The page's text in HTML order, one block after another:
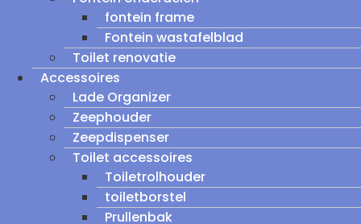
fontein frame
Fontein wastafelblad
Toilet renovatie
Accessoires
Lade Organizer
Zeephouder
Zeepdispenser
Toilet accessoires
Toiletrolhouder
toiletborstel
Prullenbak